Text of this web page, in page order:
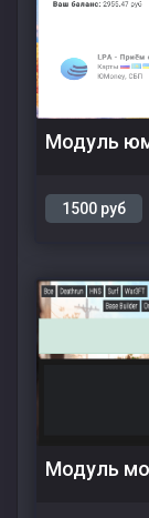
Модуль
1500 руб
Модуль